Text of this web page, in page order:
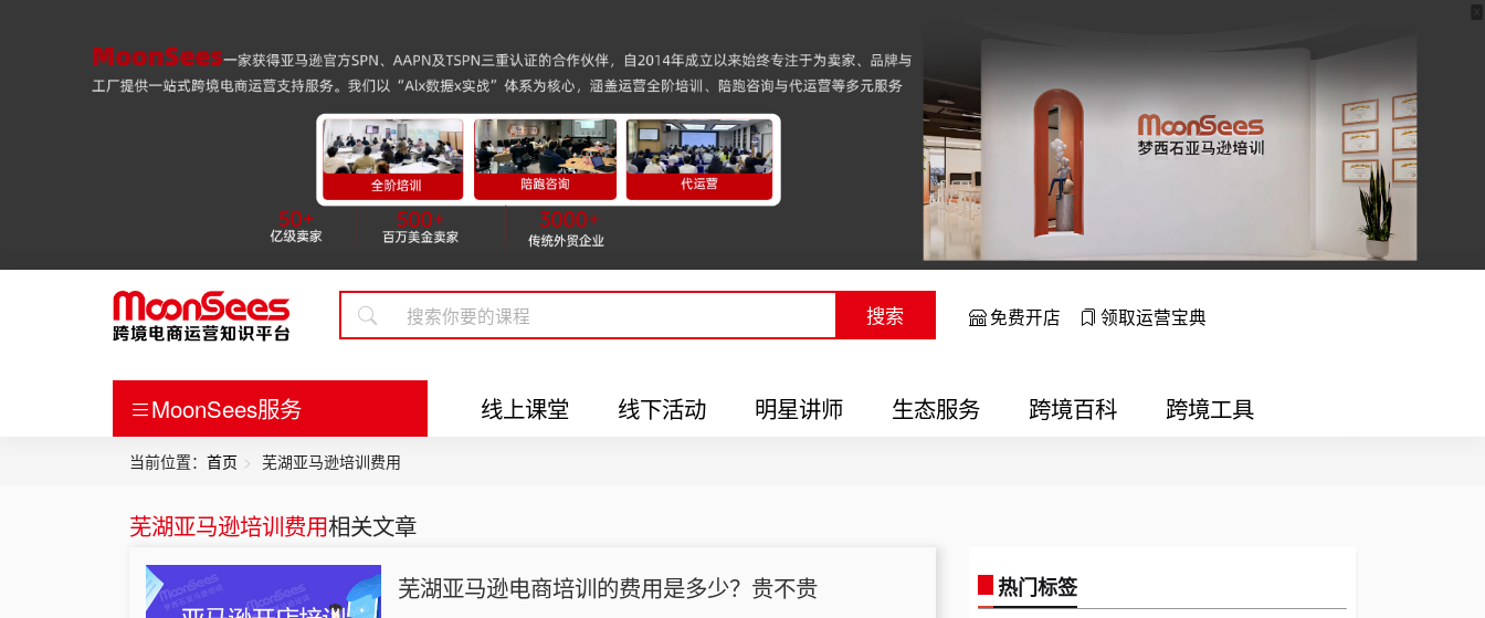
搜索 免费开店 领取运营宝典
MoonSees服务 线上课堂 线下活动 明星讲师 生态服务 跨境百科 跨境工具
当前位置： 首页 芜湖亚马逊培训费用
芜湖亚马逊培训费用相关文章
芜湖亚马逊电商培训的费用是多少？贵不贵
热门标签